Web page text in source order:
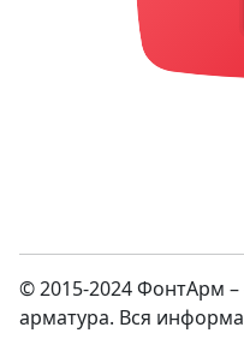
© 2015-2024 ФонтАрм –
арматура. Вся